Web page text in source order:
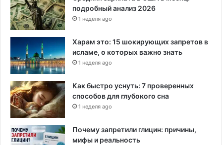
о
2
0
2
г
о
а
подробный анализ 2026
1 неделя ago
Харам это: 15 шокирующих запретов в
исламе, о которых важно знать
1 неделя ago
Как быстро уснуть: 7 проверенных
способов для глубокого сна
1 неделя ago
Почему запретили глицин: причины,
мифы и реальность